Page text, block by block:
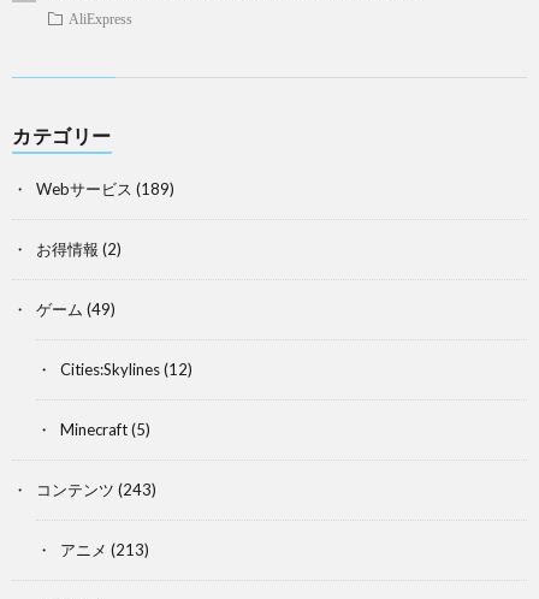
AliExpress
カテゴリー
Webサービス (189)
お得情報 (2)
ゲーム (49)
Cities:Skylines(12)
Minecraft(5)
コンテンツ (243)
アニメ (213)